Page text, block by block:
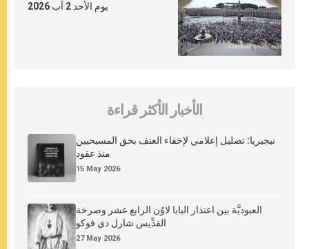
يوم الأحد 2 آب 2026
الأخبار الأكثر قراءة
نيجيريا: تضليل إعلامي لإخفاء العنف بحق المسيحيين
منذ عقود
15 May 2026
العبوديَّة بين اعتذار البابا لاوُن الرابع عشر وصرخة
القدِّيس شارل دي فوكو
27 May 2026